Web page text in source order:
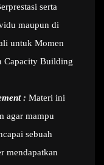
serta
maupun di
untuk Momen
Capacity Building
: Materi ini
agar mampu
sebuah
mendapatkan